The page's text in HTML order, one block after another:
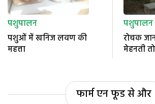
पशुपालन
पशुओं में खनिज लवण की
महत्ता
पशुपालन
रोचक
मेहनती
फार्म एन फूड से और